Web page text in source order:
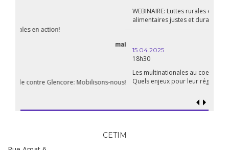
WEBINAIRE: Luttes rurales en action. Pour des systèmes
Les multinationales au coeur d’un nouvel âge de l’impérialisme.
Quels enjeux pour leur régulation ?
CETIM